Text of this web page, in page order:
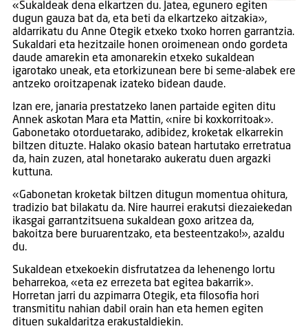
«Sukaldeak dena elkartzen du. Jatea, egunero egiten
dugun gauza bat da, eta beti da elkartzeko aitzakia»,
aldarrikatu du Anne Otegik etxeko txoko horren garrantzia.
Sukaldari eta hezitzaile honen oroimenean ondo gordeta
daude amarekin eta amonarekin etxeko sukaldean
igarotako uneak, eta etorkizunean bere bi seme-alabek ere
antzeko oroitzapenak izateko bidean daude.
Izan ere, janaria prestatzeko lanen partaide egiten ditu
Annek askotan Mara eta Mattin, «nire bi koxkorritoak».
Gabonetako otorduetarako, adibidez, kroketak elkarrekin
biltzen dituzte. Halako okasio batean hartutako erretratua
da, hain zuzen, atal honetarako aukeratu duen argazki
kuttuna.
«Gabonetan kroketak biltzen ditugun momentua ohitura,
tradizio bat bilakatu da. Nire haurrei erakutsi diezaiekedan
ikasgai garrantzitsuena sukaldean goxo aritzea da,
bakoitza bere buruarentzako, eta besteentzako!», azaldu
du.
Sukaldean etxekoekin disfrutatzea da lehenengo lortu
beharrekoa, «eta ez errezeta bat egitea bakarrik».
Horretan jarri du azpimarra Otegik, eta filosofia hori
transmititu nahian dabil orain han eta hemen egiten
dituen sukaldaritza erakustaldiekin.